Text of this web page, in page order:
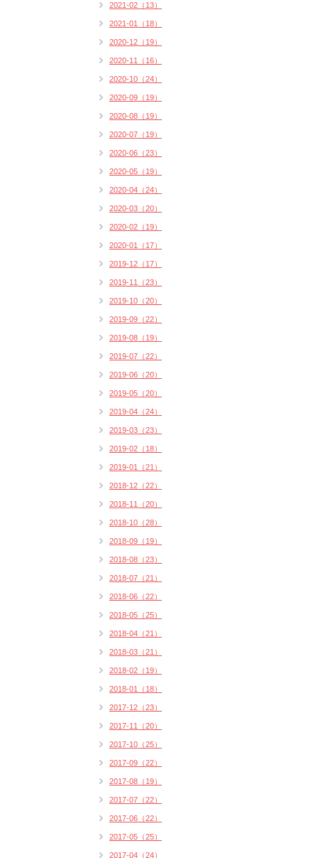
2021-02（13）
2021-01（18）
2020-12（19）
2020-11（16）
2020-10（24）
2020-09（19）
2020-08（19）
2020-07（19）
2020-06（23）
2020-05（19）
2020-04（24）
2020-03（20）
2020-02（19）
2020-01（17）
2019-12（17）
2019-11（23）
2019-10（20）
2019-09（22）
2019-08（19）
2019-07（22）
2019-06（20）
2019-05（20）
2019-04（24）
2019-03（23）
2019-02（18）
2019-01（21）
2018-12（22）
2018-11（20）
2018-10（28）
2018-09（19）
2018-08（23）
2018-07（21）
2018-06（22）
2018-05（25）
2018-04（21）
2018-03（21）
2018-02（19）
2018-01（18）
2017-12（23）
2017-11（20）
2017-10（25）
2017-09（22）
2017-08（19）
2017-07（22）
2017-06（22）
2017-05（25）
2017-04（24）